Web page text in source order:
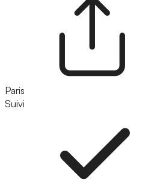
Paris
Suivi